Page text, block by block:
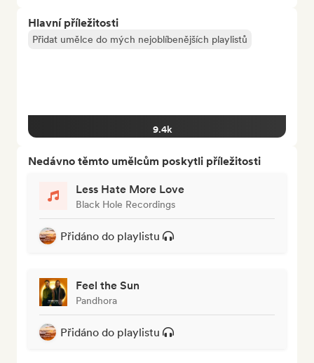
Hlavní příležitosti
Přidat umělce do mých nejoblíbenějších playlistů
9.4k
Nedávno těmto umělcům poskytli příležitosti
Less Hate More Love
Black Hole Recordings
Přidáno do playlistu
Feel the Sun
Pandhora
Přidáno do playlistu